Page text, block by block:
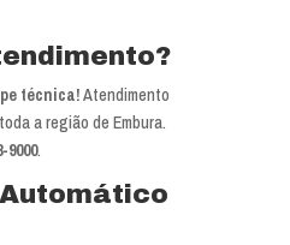
técnica!Atendimento
a região de Embura.
9000.